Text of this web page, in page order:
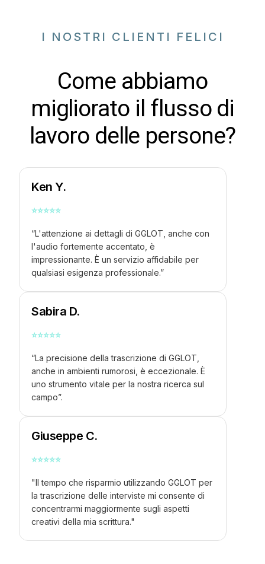
I NOSTRI CLIENTI FELICI
Come abbiamo
migliorato il flusso di
lavoro delle persone?
Ken Y.
⭐⭐⭐⭐⭐
“L'attenzione ai dettagli di GGLOT, anche con
l'audio fortemente accentato, è
impressionante. È un servizio affidabile per
qualsiasi esigenza professionale.”
Sabira D.
⭐⭐⭐⭐⭐
“La precisione della trascrizione di GGLOT,
anche in ambienti rumorosi, è eccezionale. È
uno strumento vitale per la nostra ricerca sul
campo”.
Giuseppe C.
⭐⭐⭐⭐⭐
"Il tempo che risparmio utilizzando GGLOT per
la trascrizione delle interviste mi consente di
concentrarmi maggiormente sugli aspetti
creativi della mia scrittura."